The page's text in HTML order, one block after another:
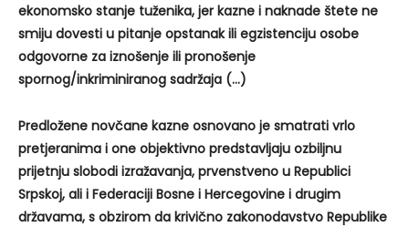
ekonomsko stanje tuženika, jer kazne i naknade štete ne
smiju dovesti u pitanje opstanak ili egzistenciju osobe
odgovorne za iznošenje ili pronošenje
spornog/inkriminiranog sadržaja (…)
Predložene novčane kazne osnovano je smatrati vrlo
pretjeranima i one objektivno predstavljaju ozbiljnu
prijetnju slobodi izražavanja, prvenstveno u Republici
Srpskoj, ali i Federaciji Bosne i Hercegovine i drugim
državama, s obzirom da krivično zakonodavstvo Republike